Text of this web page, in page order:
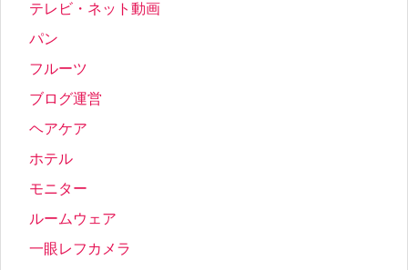
テレビ・ネット動画
パン
フルーツ
ブログ運営
ヘアケア
ホテル
モニター
ルームウェア
一眼レフカメラ